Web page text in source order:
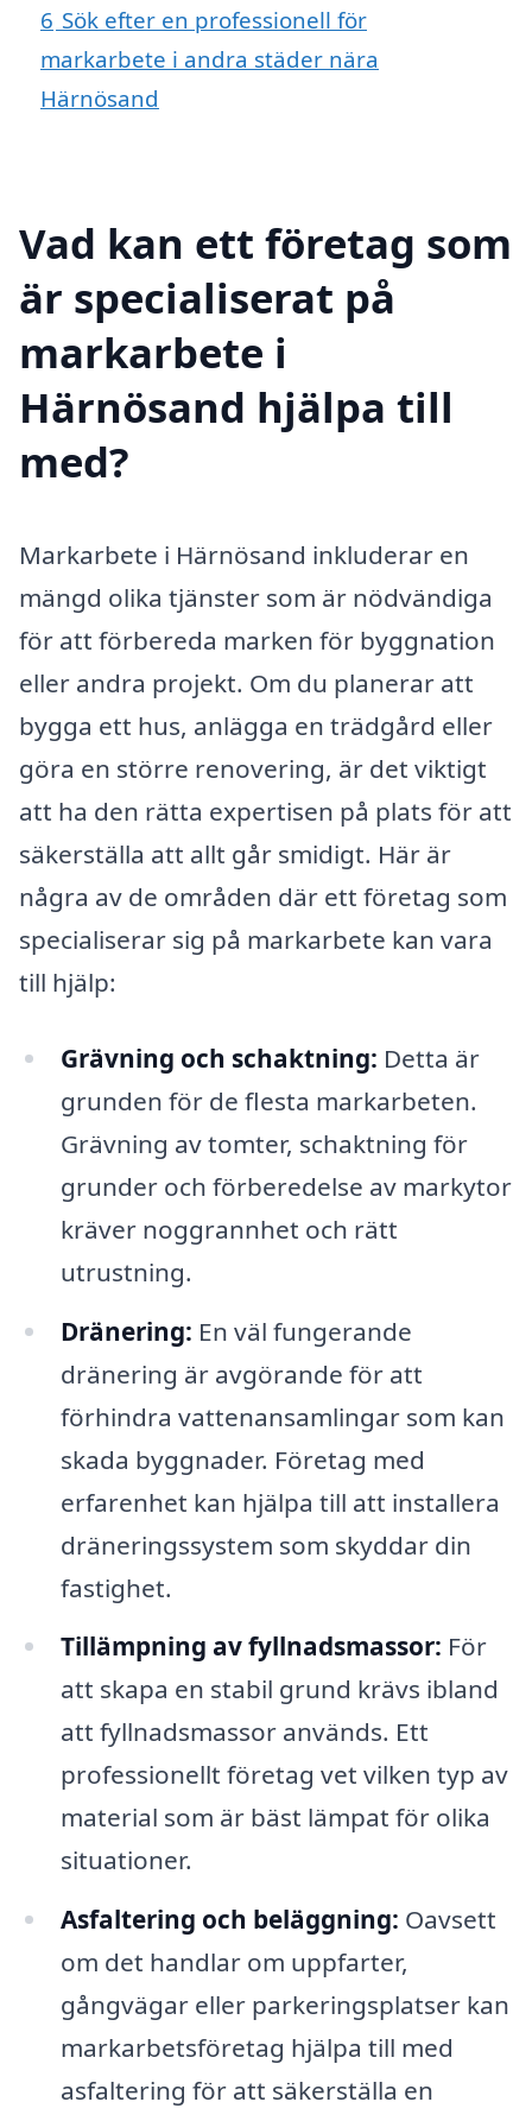
6 Sök efter en professionell för
markarbete i andra städer nära
Härnösand
Vad kan ett företag som
är specialiserat på
markarbete i
Härnösand hjälpa till
med?
Markarbete i Härnösand inkluderar en
mängd olika tjänster som är nödvändiga
för att förbereda marken för byggnation
eller andra projekt. Om du planerar att
bygga ett hus, anlägga en trädgård eller
göra en större renovering, är det viktigt
att ha den rätta expertisen på plats för att
säkerställa att allt går smidigt. Här är
några av de områden där ett företag som
specialiserar sig på markarbete kan vara
till hjälp:
Grävning och schaktning: Detta är
grunden för de flesta markarbeten.
Grävning av tomter, schaktning för
grunder och förberedelse av markytor
kräver noggrannhet och rätt
utrustning.
Dränering: En väl fungerande
dränering är avgörande för att
förhindra vattenansamlingar som kan
skada byggnader. Företag med
erfarenhet kan hjälpa till att installera
dräneringssystem som skyddar din
fastighet.
Tillämpning av fyllnadsmassor: För
att skapa en stabil grund krävs ibland
att fyllnadsmassor används. Ett
professionellt företag vet vilken typ av
material som är bäst lämpat för olika
situationer.
Asfaltering och beläggning: Oavsett
om det handlar om uppfarter,
gångvägar eller parkeringsplatser kan
markarbetsföretag hjälpa till med
asfaltering för att säkerställa en